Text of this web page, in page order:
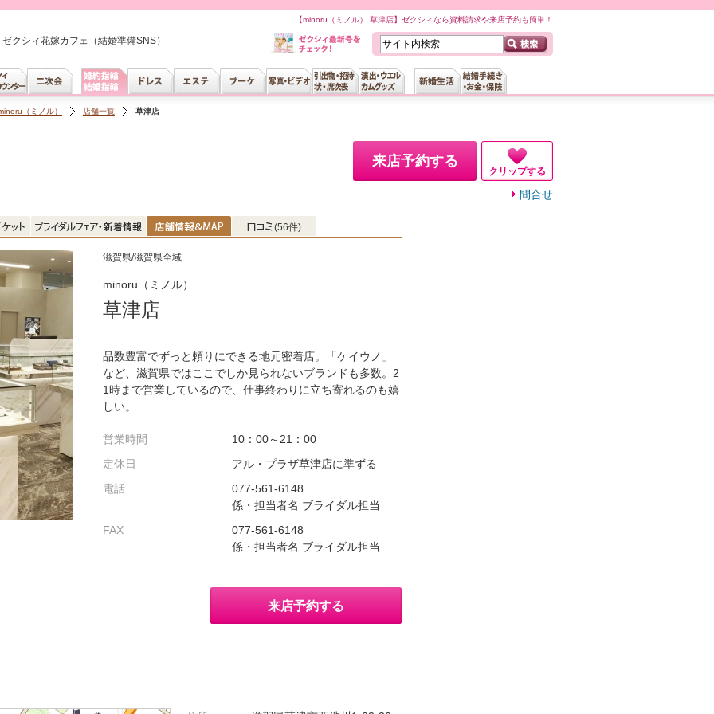
【minoru（ミノル） 草津店】ゼクシィなら資料請求や来店予約も簡単！
ゼクシィ花嫁カフェ（結婚準備SNS）
（ミノル） 店舗一覧 草津店
来店予約する
クリップする
問合せ
(56件)
滋賀県/滋賀県全域
minoru（ミノル）
草津店
品数豊富でずっと頼りにできる地元密着店。「ケイウノ」
など、滋賀県ではここでしか見られないブランドも多数。2
1時まで営業しているので、仕事終わりに立ち寄れるのも嬉
しい。
営業時間
10：00～21：00
定休日
アル・プラザ草津店に準ずる
電話
077-561-6148
係・担当者名 ブライダル担当
FAX
077-561-6148
係・担当者名 ブライダル担当
来店予約する